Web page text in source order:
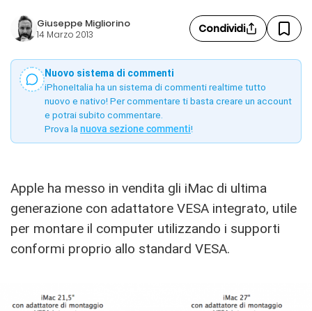
Giuseppe Migliorino
14 Marzo 2013 Condividi
Nuovo sistema di commenti
iPhoneItalia ha un sistema di commenti realtime tutto
nuovo e nativo! Per commentare ti basta creare un account
e potrai subito commentare.
Prova la nuova sezione commenti!
Apple ha messo in vendita gli iMac di ultima
generazione con adattatore VESA integrato, utile
per montare il computer utilizzando i supporti
conformi proprio allo standard VESA.